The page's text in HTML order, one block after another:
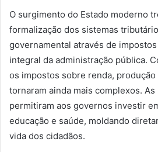
O surgimento do Estado moderno
formalização dos sistemas
governamental através de
integral da administração pública.
os impostos sobre renda,
tornaram ainda mais complexos.
permitiram aos governos investir
educação e saúde, moldando
vida dos cidadãos.